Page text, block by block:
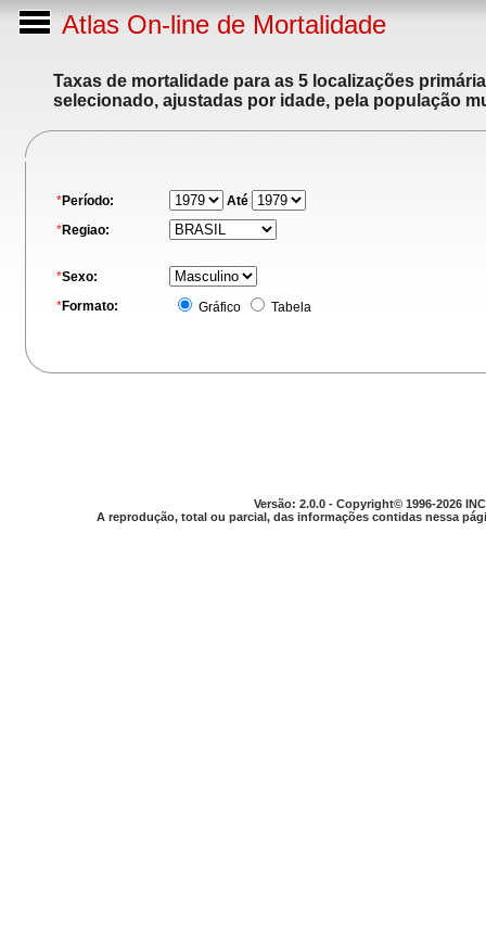
Atlas On-line de Mortalidade
Taxas de mortalidade para as 5 localizações
selecionado, ajustadas por idade, pela população
*Período:
Até
*Regiao:
*Sexo:
*Formato: Gráfico Tabela
Versão: 2.0.0 - Copyright© 1996-2026
A reprodução, total ou parcial, das informações contidas nessa